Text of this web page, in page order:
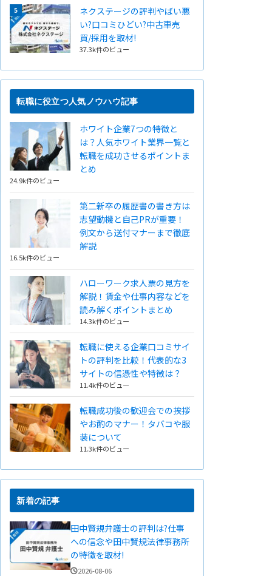
ネクステージの評判やばい悪
い?口コミひどい?中古車売
買/採用を取材!
37.3k件のビュー
転職に役立つ人気ノウハウ記事
ホワイト企業7つの特徴と
は？人気ホワイト業界一覧と
転職を成功させるポイントま
とめ
24.9k件のビュー
第二新卒の履歴書の書き方は
志望動機と自己PRが重要！
例文から送付マナーまで徹底
解説
16.5k件のビュー
ハローワーク求人票の見方を
解説！賃金や仕事内容などを
読み解くポイントまとめ
14.3k件のビュー
転職に使える企業口コミサイ
トの評判を比較！代表的な3
サイトの信憑性や特徴は？
11.4k件のビュー
転職成功後の歓迎会での挨拶
やお酌のマナー！タバコや服
装について
11.3k件のビュー
新着の記事
田中賢規弁護士の評判は?仕事
への信念や田中賢規法律事務所
の特徴を取材!
2026-08-06